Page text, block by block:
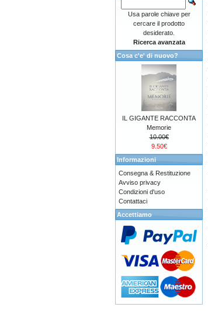
Usa parole chiave per
cercare il prodotto
desiderato.
Ricerca avanzata
Cosa c'e' di nuovo?
IL GIGANTE RACCONTA
Memorie
10.00€
9.50€
Informazioni
Consegna & Restituzione
Avviso privacy
Condizioni d'uso
Contattaci
Accettiamo